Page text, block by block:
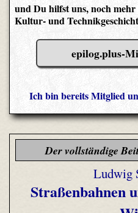
und Du hilfst uns, noch
Kultur- und
epilog.plus-
Ich bin bereits Mitglied
Der vollständige
Ludwig
Straßenbahnen